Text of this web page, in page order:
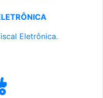
Eletrônica.